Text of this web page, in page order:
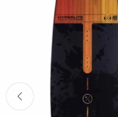
mediju 0 modālajā logā